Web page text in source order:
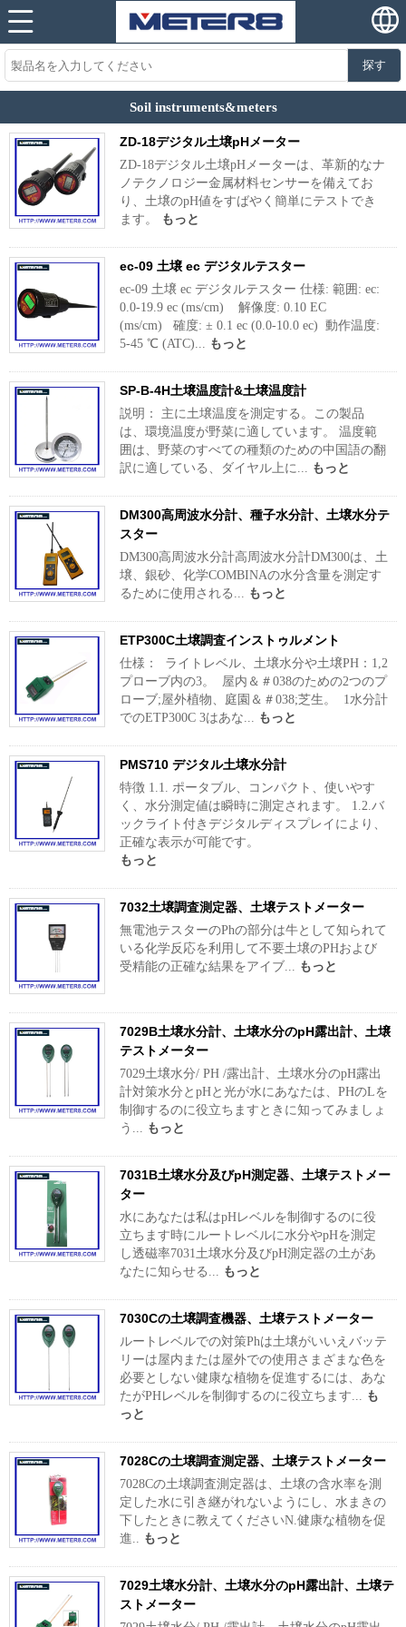
探す
Soil instruments&meters
ZD-18デジタル土壌pHメーター
ZD-18デジタル土壌pHメーターは、革新的なナ
ノテクノロジー金属材料センサーを備えてお
り、土壌のpH値をすばやく簡単にテストでき
ます。
もっと
ec-09 土壌 ec デジタルテスター
ec-09 土壌 ec デジタルテスター 仕様: 範囲: ec:
0.0-19.9 ec (ms/cm) 解像度: 0.10 EC
(ms/cm) 確度: ± 0.1 ec (0.0-10.0 ec) 動作温度:
5-45 ℃ (ATC)... もっと
SP-B-4H土壌温度計&土壌温度計
説明： 主に土壌温度を測定する。この製品
は、環境温度が野菜に適しています。 温度範
囲は、野菜のすべての種類のための中国語の翻
訳に適している、ダイヤル上に... もっと
DM300高周波水分計、種子水分計、土壌水分テ
スター
DM300高周波水分計高周波水分計DM300は、土
壌、銀砂、化学COMBINAの水分含量を測定す
るために使用される... もっと
ETP300C土壌調査インストゥルメント
仕様： ライトレベル、土壌水分や土壌PH：1,2
プローブ内の3。 屋内＆＃038のための2つのプ
ローブ;屋外植物、庭園＆＃038;芝生。 1水分計
でのETP300C 3はあな... もっと
PMS710 デジタル土壌水分計
特徴 1.1. ポータブル、コンパクト、使いやす
く、水分測定値は瞬時に測定されます。 1.2.バ
ックライト付きデジタルディスプレイにより、
正確な表示が可能です。
もっと
7032土壌調査測定器、土壌テストメーター
無電池テスターのPhの部分は牛として知られて
いる化学反応を利用して不要土壌のPHおよび
受精能の正確な結果をアイブ... もっと
7029B土壌水分計、土壌水分のpH露出計、土壌
テストメーター
7029土壌水分/ PH /露出計、土壌水分のpH露出
計対策水分とpHと光が水にあなたは、PHのLを
制御するのに役立ちますときに知ってみましょ
う... もっと
7031B土壌水分及びpH測定器、土壌テストメー
ター
水にあなたは私はpHレベルを制御するのに役
立ちます時にルートレベルに水分やpHを測定
し透磁率7031土壌水分及びpH測定器の土があ
なたに知らせる... もっと
7030Cの土壌調査機器、土壌テストメーター
ルートレベルでの対策Phは土壌がいいえバッテ
リーは屋内または屋外での使用さまざまな色を
必要としない健康な植物を促進するには、あな
たがPHレベルを制御するのに役立ちます... も
っと
7028Cの土壌調査測定器、土壌テストメーター
7028Cの土壌調査測定器は、土壌の含水率を測
定した水に引き継がれないようにし、水まきの
下したときに教えてくださいN.健康な植物を促
進.. もっと
7029土壌水分計、土壌水分のpH露出計、土壌テ
ストメーター